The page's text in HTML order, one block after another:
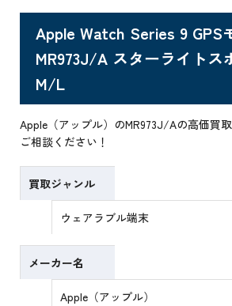
Apple Watch Series 9 GPS
MR973J/A スターライトス
M/L
Apple（アップル）のMR973J/Aの高価買
ご相談ください！
買取ジャンル
ウェアラブル端末
メーカー名
Apple（アップル）